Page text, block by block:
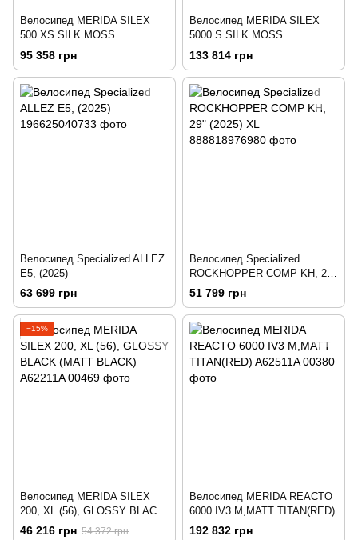
Велосипед MERIDA SILEX
500 XS SILK MOSS
GREY(RIVER CLAY)
95 358 грн
Велосипед MERIDA SILEX
5000 S SILK MOSS
GREY(RIVER CLAY)
133 814 грн
Велосипед Specialized ALLEZ
E5, (2025)
63 699 грн
Велосипед Specialized
ROCKHOPPER COMP KH, 29"
(2025) XL
51 799 грн
−15%
Велосипед MERIDA SILEX
200, XL (56), GLOSSY BLACK
(MATT BLACK)
46 216 грн 54 372 грн
Велосипед MERIDA REACTO
6000 IV3 M,MATT TITAN(RED)
192 832 грн